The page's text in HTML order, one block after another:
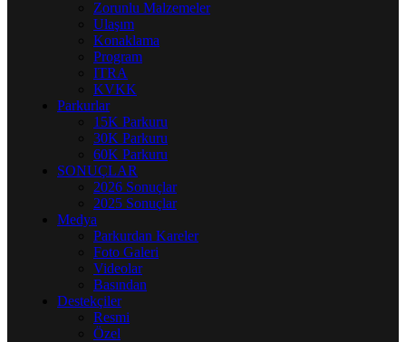
Zorunlu Malzemeler
Ulaşım
Konaklama
Program
ITRA
KVKK
Parkurlar
15K Parkuru
30K Parkuru
60K Parkuru
SONUÇLAR
2026 Sonuçlar
2025 Sonuçlar
Medya
Parkurdan Kareler
Foto Galeri
Videolar
Basından
Destekçiler
Resmi
Özel